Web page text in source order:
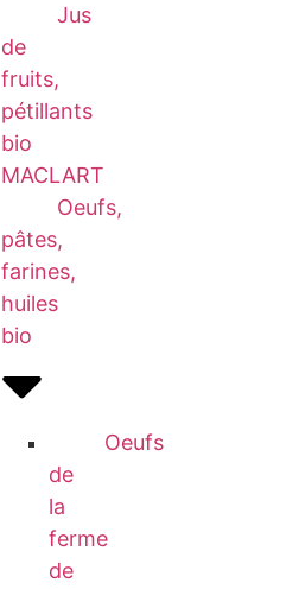
Jus
de
fruits,
pétillants
bio
MACLART
Oeufs,
pâtes,
farines,
huiles
bio
Oeufs
de
la
ferme
de